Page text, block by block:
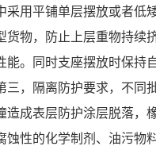
采用平铺单层摆放或者低
货物，防止上层重物持续
能。同时支座摆放时保持
三，隔离防护要求，不同
造成表层防护涂层脱落，
蚀性的化学制剂、油污物